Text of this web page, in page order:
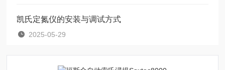
凯氏定氮仪的安装与调试方式
2025-05-29